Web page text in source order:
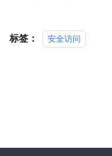
标签： 安全访问